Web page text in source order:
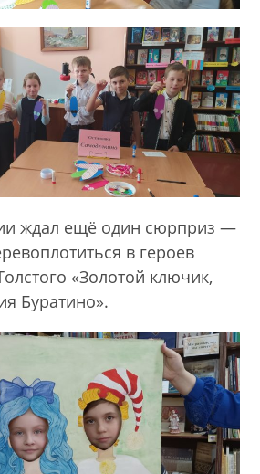
ждал ещё один сюрприз —
в героев
«Золотой ключик,
Буратино».